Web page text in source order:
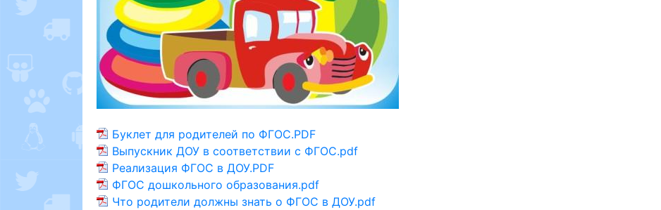
Буклет для родителей по ФГОС.PDF
Выпускник ДОУ в соответствии с ФГОС.pdf
Реализация ФГОС в ДОУ.PDF
ФГОС дошкольного образования.pdf
Что родители должны знать о ФГОС в ДОУ.pdf